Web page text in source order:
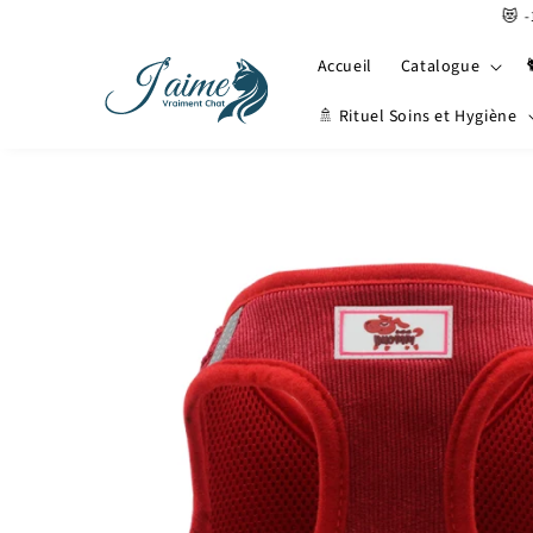
😻 -10%
Accueil Catalogue
🚿 Rituel Soins et Hygiène